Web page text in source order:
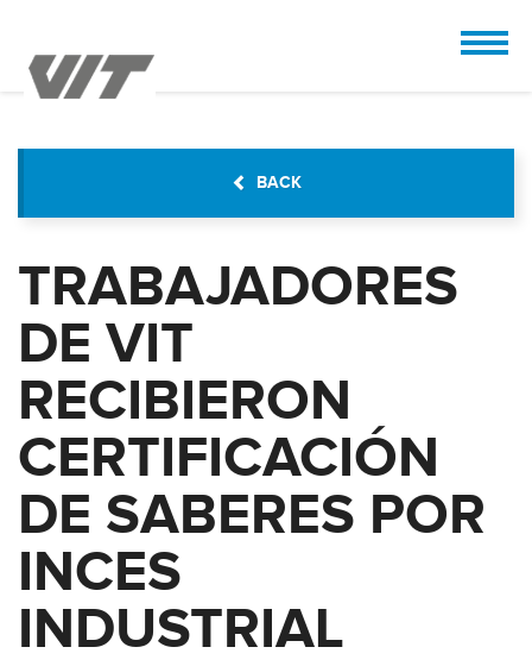
BACK
TRABAJADORES
DE VIT
RECIBIERON
CERTIFICACIÓN
DE SABERES POR
INCES
INDUSTRIAL